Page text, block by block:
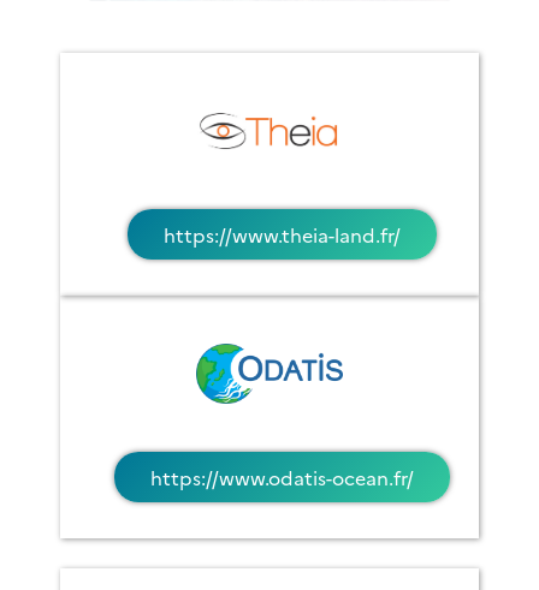
https://www.theia-land.fr/
https://www.odatis-ocean.fr/